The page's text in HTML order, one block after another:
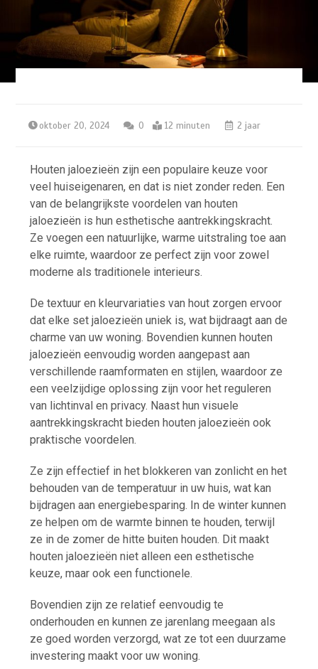
oktober 20, 2024 0 12 minuten 2 jaar
Houten jaloezieën zijn een populaire keuze voor
veel huiseigenaren, en dat is niet zonder reden. Een
van de belangrijkste voordelen van houten
jaloezieën is hun esthetische aantrekkingskracht.
Ze voegen een natuurlijke, warme uitstraling toe aan
elke ruimte, waardoor ze perfect zijn voor zowel
moderne als traditionele interieurs.
De textuur en kleurvariaties van hout zorgen ervoor
dat elke set jaloezieën uniek is, wat bijdraagt aan de
charme van uw woning. Bovendien kunnen houten
jaloezieën eenvoudig worden aangepast aan
verschillende raamformaten en stijlen, waardoor ze
een veelzijdige oplossing zijn voor het reguleren
van lichtinval en privacy. Naast hun visuele
aantrekkingskracht bieden houten jaloezieën ook
praktische voordelen.
Ze zijn effectief in het blokkeren van zonlicht en het
behouden van de temperatuur in uw huis, wat kan
bijdragen aan energiebesparing. In de winter kunnen
ze helpen om de warmte binnen te houden, terwijl
ze in de zomer de hitte buiten houden. Dit maakt
houten jaloezieën niet alleen een esthetische
keuze, maar ook een functionele.
Bovendien zijn ze relatief eenvoudig te
onderhouden en kunnen ze jarenlang meegaan als
ze goed worden verzorgd, wat ze tot een duurzame
investering maakt voor uw woning.